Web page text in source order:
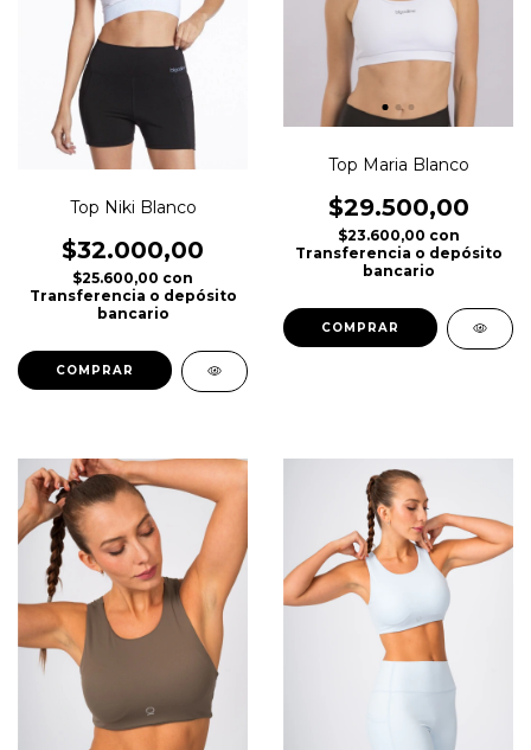
Top Niki Blanco
$32.000,00
$25.600,00 con
Transferencia o depósito
bancario
COMPRAR
Top Maria Blanco
$29.500,00
$23.600,00 con
Transferencia o depósito
bancario
COMPRAR